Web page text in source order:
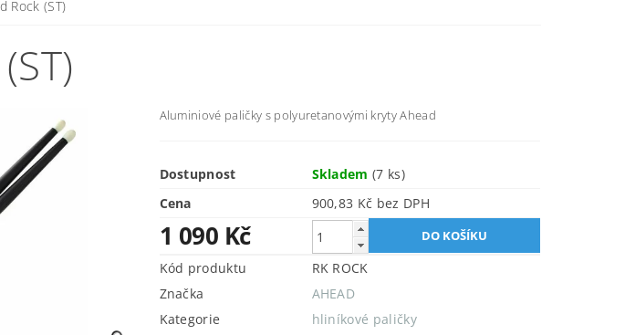
Rock (ST)
Aluminiové paličky s polyuretanovými kryty Ahead
Dostupnost Skladem(7 ks)
Cena
900,83 Kč bez DPH
1 090 Kč
Kód produktu
RK ROCK
Značka
AHEAD
Kategorie
hliníkové paličky